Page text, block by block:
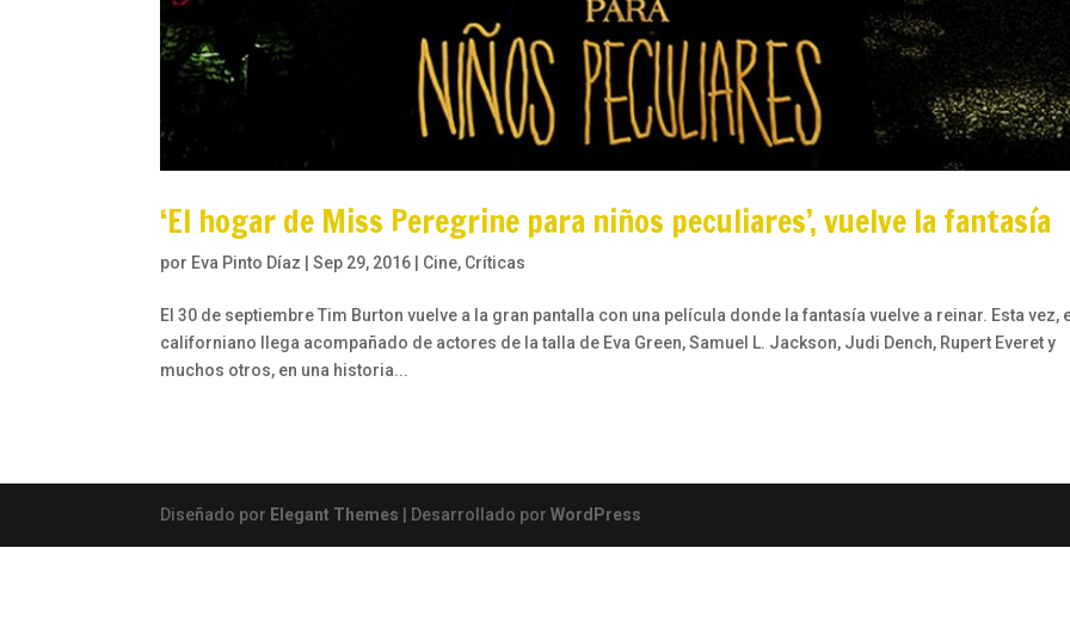
‘El hogar de Miss Peregrine para niños peculiares’, vuelve la fantasía
por Eva Pinto Díaz |Sep 29, 2016 Cine, Críticas
El 30 de septiembre Tim Burton vuelve a la gran pantalla con una película donde la fantasía vuelve a reinar. Esta vez,
californiano llega acompañado de actores de la talla de Eva Green, Samuel L. Jackson, Judi Dench, Rupert Everet y
muchos otros, en una historia...
Diseñado por Elegant Themes | Desarrollado porWordPress